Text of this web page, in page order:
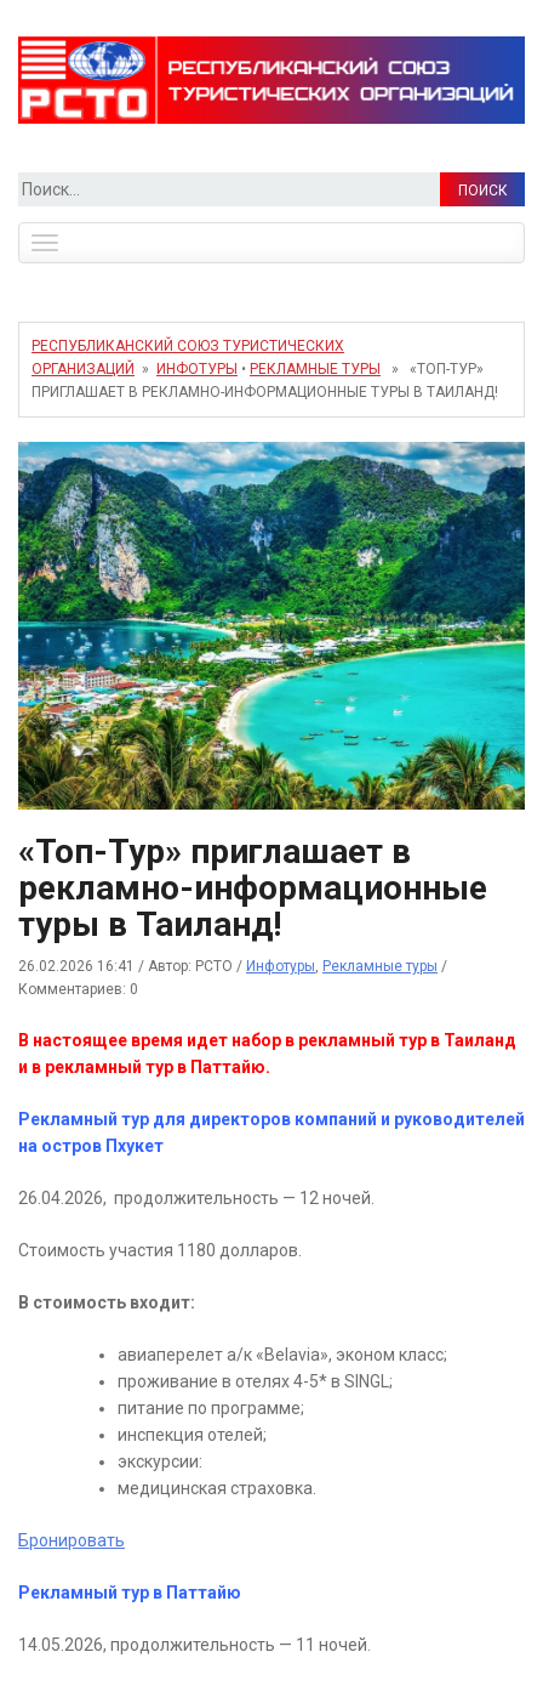
Найти:
navigation
РЕСПУБЛИКАНСКИЙ СОЮЗ ТУРИСТИЧЕСКИХ
ОРГАНИЗАЦИЙ
» ИНФОТУРЫ • РЕКЛАМНЫЕ ТУРЫ
» «ТОП-ТУР»
ПРИГЛАШАЕТ В РЕКЛАМНО-ИНФОРМАЦИОННЫЕ ТУРЫ В ТАИЛАНД!
«Топ-Тур» приглашает в
рекламно-информационные
туры в Таиланд!
26.02.2026 16:41 / Автор: РСТО / Инфотуры, Рекламные туры /
Комментариев: 0
В настоящее время идет набор в рекламный тур в Таиланд
и в рекламный тур в Паттайю.
Рекламный тур для директоров компаний и руководителей
на остров Пхукет
26.04.2026, продолжительность — 12 ночей.
Стоимость участия 1180 долларов.
В стоимость входит:
авиаперелет а/к «Belavia», эконом класс;
проживание в отелях 4-5* в SINGL;
питание по программе;
инспекция отелей;
экскурсии:
медицинская страховка.
Бронировать
Рекламный тур в Паттайю
14.05.2026, продолжительность — 11 ночей.